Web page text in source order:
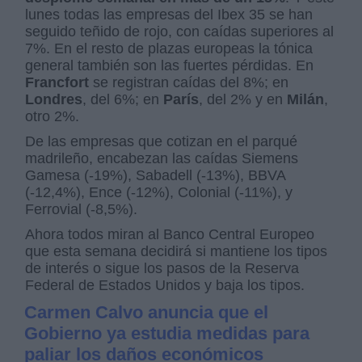
lunes todas las empresas del Ibex 35 se han
seguido teñido de rojo, con caídas superiores al
7%. En el resto de plazas europeas la tónica
general también son las fuertes pérdidas. En
Francfort se registran caídas del 8%; en
Londres, del 6%; en París, del 2% y en Milán,
otro 2%.
De las empresas que cotizan en el parqué
madrileño, encabezan las caídas Siemens
Gamesa (-19%), Sabadell (-13%), BBVA
(-12,4%), Ence (-12%), Colonial (-11%), y
Ferrovial (-8,5%).
Ahora todos miran al Banco Central Europeo
que esta semana decidirá si mantiene los tipos
de interés o sigue los pasos de la Reserva
Federal de Estados Unidos y baja los tipos.
Carmen Calvo anuncia que el
Gobierno ya estudia medidas para
paliar los daños económicos